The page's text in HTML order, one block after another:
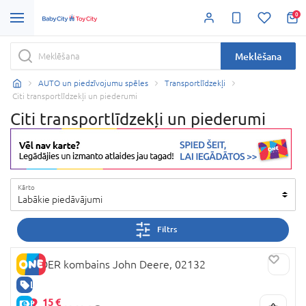
0
Meklēšana
AUTO un piedzīvojumu spēles
Transportlīdzekļi
Citi transportlīdzekļi un piederumi
Citi transportlīdzekļi un piederumi
Kārto
Labākie piedāvājumi
Filtrs
LABA CENA
E-CENA
BRUDER kombains John Deere, 02132
15 €